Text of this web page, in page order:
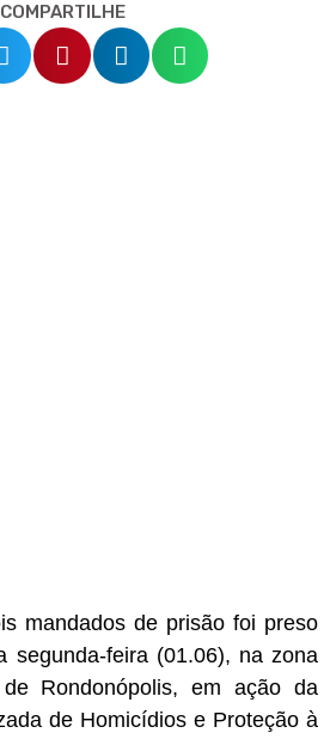
COMPARTILHE
mandados de prisão foi preso
segunda-feira (01.06), na zona
Rondonópolis, em ação da
de Homicídios e Proteção à